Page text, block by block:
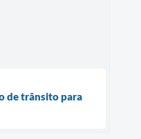
de trânsito para